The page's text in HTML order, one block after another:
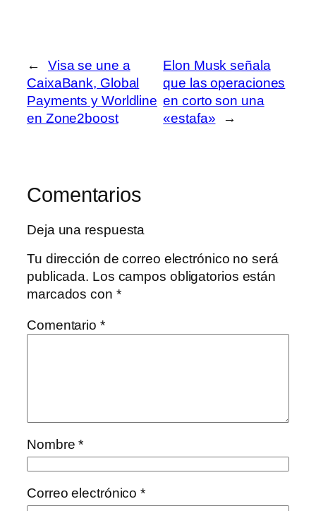
←
Visa se une a
CaixaBank, Global
Payments y Worldline
en Zone2boost
Elon Musk señala
que las operaciones
en corto son una
«estafa»
→
Comentarios
Deja una respuesta
Tu dirección de correo electrónico no será
publicada. Los campos obligatorios están
marcados con *
Comentario *
Nombre*
Correo electrónico*